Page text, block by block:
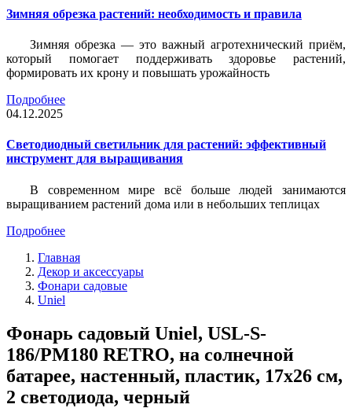
Зимняя обрезка растений: необходимость и правила
Зимняя обрезка — это важный агротехнический приём,
который помогает поддерживать здоровье растений,
формировать их крону и повышать урожайность
Подробнее
04.12.2025
Светодиодный светильник для растений: эффективный
инструмент для выращивания
В современном мире всё больше людей занимаются
выращиванием растений дома или в небольших теплицах
Подробнее
Главная
Декор и аксессуары
Фонари садовые
Uniel
Фонарь садовый Uniel, USL-S-
186/PM180 RETRO, на солнечной
батарее, настенный, пластик, 17х26 см,
2 светодиода, черный